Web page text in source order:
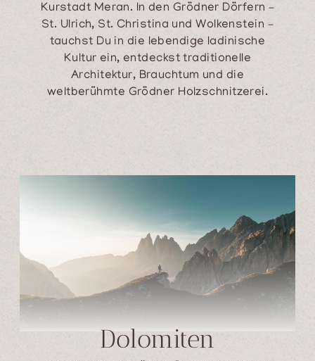
Kurstadt Meran. In den Grödner Dörfern –
St. Ulrich, St. Christina und Wolkenstein –
tauchst Du in die lebendige ladinische
Kultur ein, entdeckst traditionelle
Architektur, Brauchtum und die
weltberühmte Grödner Holzschnitzerei.
Dolomiten